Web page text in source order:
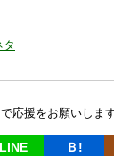
応援をお願いしま
LINE Ｂ!